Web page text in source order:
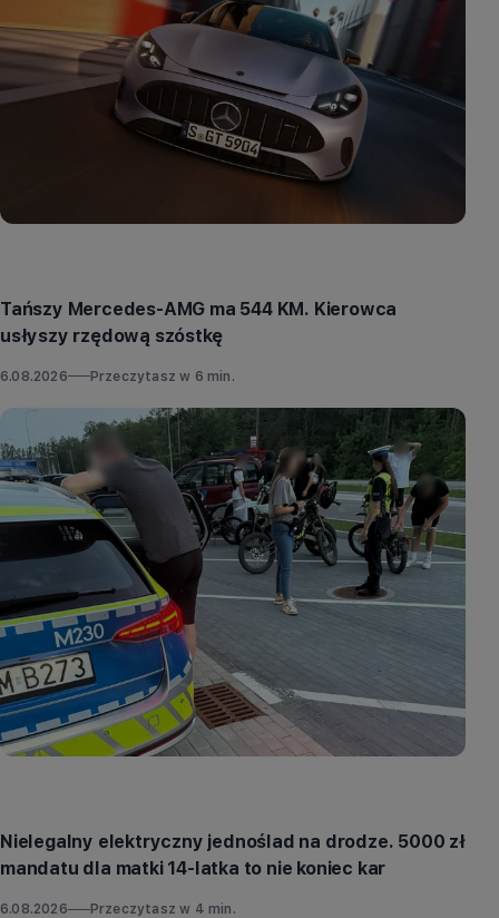
Tańszy Mercedes-AMG ma 544 KM. Kierowca
usłyszy rzędową szóstkę
6.08.2026 Przeczytasz w 6 min.
Nielegalny elektryczny jednoślad na drodze. 5000 zł
mandatu dla matki 14-latka to nie koniec kar
6.08.2026 Przeczytasz w 4 min.